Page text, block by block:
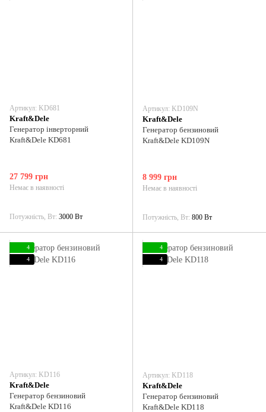
Артикул: KD681
Kraft&Dele
Генератор інверторний
Kraft&Dele KD681
27 799 грн
Немає в наявності
Потужність, Вт 3000 Вт
Артикул: KD109N
Kraft&Dele
Генератор бензиновий
Kraft&Dele KD109N
8 999 грн
Немає в наявності
Потужність, Вт 800 Вт
4
4
Артикул: KD116
Kraft&Dele
Генератор бензиновий
Kraft&Dele KD116
4
4
Артикул: KD118
Kraft&Dele
Генератор бензиновий
Kraft&Dele KD118